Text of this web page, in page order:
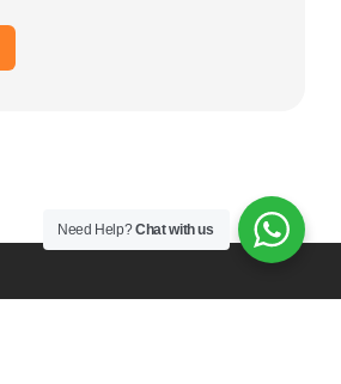
Need Help?Chat with us